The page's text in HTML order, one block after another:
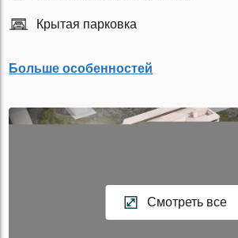
Крытая парковка
Больше особенностей
Смотреть все